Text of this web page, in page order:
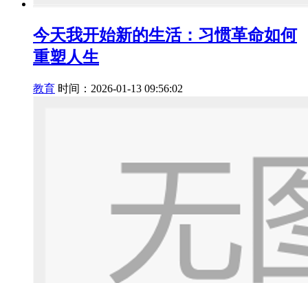
今天我开始新的生活：习惯革命如何
重塑人生
教育 时间：2026-01-13 09:56:02